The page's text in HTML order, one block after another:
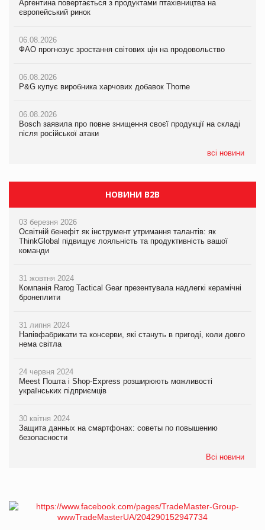
Аргентина повертається з продуктами птахівництва на
європейський ринок
06.08.2026
ФАО прогнозує зростання світових цін на продовольство
06.08.2026
P&G купує виробника харчових добавок Thorne
06.08.2026
Bosch заявила про повне знищення своєї продукції на складі
після російської атаки
всі новини
Мережа супермаркетів VARUS купує мережу магазинів
формату convenience store КОЛО: об’єднана компанія
05.08.2026
новинки від ТМ ТОКЕРИ
Сергій Лісунов про заморожені хлібобулочні вироби на
Аргентина повертається з продуктами птахівництва на
європейський ринок
06.08.2026
ФАО прогнозує зростання світових цін на продовольство
06.08.2026
P&G купує виробника харчових добавок Thorne
06.08.2026
Bosch заявила про повне знищення своєї продукції на складі
після російської атаки
НОВИНИ B2B
03 березня 2026
Освітній бенефіт як інструмент утримання талантів: як
ThinkGlobal підвищує лояльність та продуктивність вашої
команди
31 жовтня 2024
Компанія Rarog Tactical Gear презентувала надлегкі керамічні
бронеплити
31 липня 2024
Напівфабрикати та консерви, які стануть в пригоді, коли довго
нема світла
24 червня 2024
Meest Пошта і Shop-Express розширюють можливості
українських підприємців
30 квітня 2024
Защита данных на смартфонах: советы по повышению
безопасности
Всі новини